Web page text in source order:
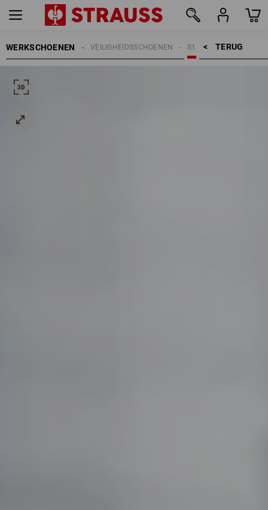
WERKSCHOENEN TERUG    >
S1
VEILIGHEIDSSCHOENEN